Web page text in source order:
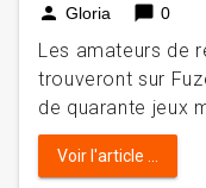
person Gloria chat_bubble 0
Les amateurs de
trouveront sur
de quarante jeux
Voir l'article ...